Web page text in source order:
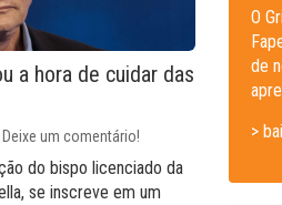
a hora de cuidar das
Deixe um comentário!
do bispo licenciado da
se inscreve em um
O
de
>